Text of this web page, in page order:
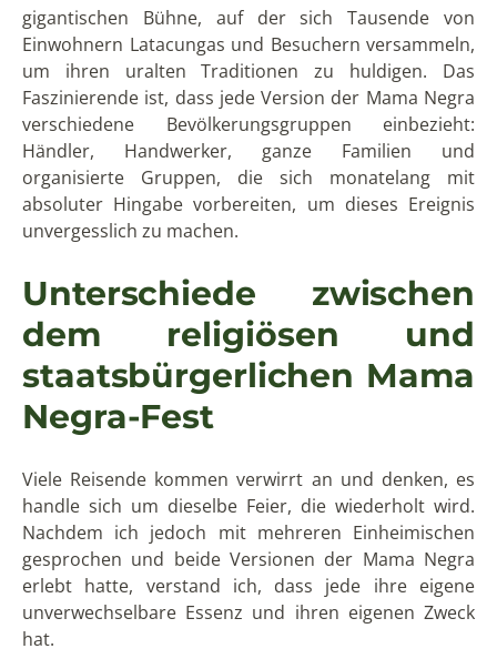
gigantischen Bühne, auf der sich Tausende von
Einwohnern Latacungas und Besuchern versammeln,
um ihren uralten Traditionen zu huldigen. Das
Faszinierende ist, dass jede Version der Mama Negra
verschiedene Bevölkerungsgruppen einbezieht:
Händler, Handwerker, ganze Familien und
organisierte Gruppen, die sich monatelang mit
absoluter Hingabe vorbereiten, um dieses Ereignis
unvergesslich zu machen.
Unterschiede zwischen
dem religiösen und
staatsbürgerlichen Mama
Negra-Fest
Viele Reisende kommen verwirrt an und denken, es
handle sich um dieselbe Feier, die wiederholt wird.
Nachdem ich jedoch mit mehreren Einheimischen
gesprochen und beide Versionen der Mama Negra
erlebt hatte, verstand ich, dass jede ihre eigene
unverwechselbare Essenz und ihren eigenen Zweck
hat.